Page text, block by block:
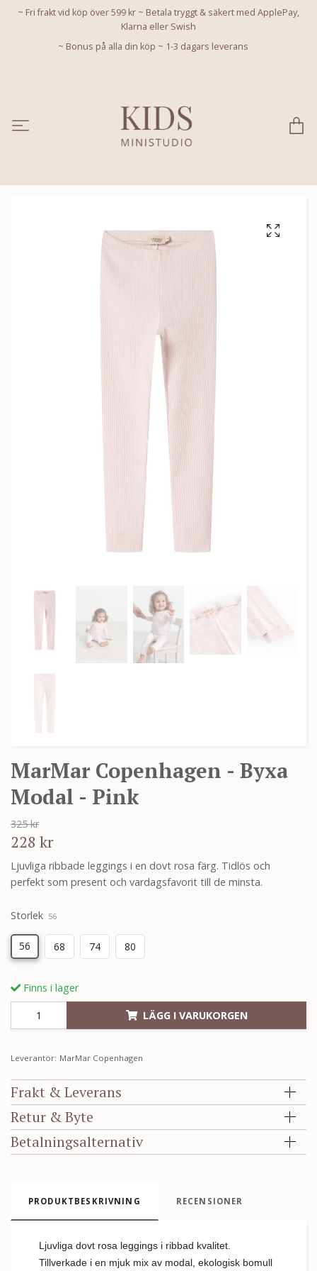
~ Fri frakt vid köp över 599 kr ~ Betala tryggt & säkert med ApplePay,
Klarna eller Swish
~ Bonus på alla din köp ~ 1-3 dagars leverans
MarMar Copenhagen - Byxa
Modal - Pink
325 kr
228 kr
Ljuvliga ribbade leggings i en dovt rosa färg. Tidlös och
perfekt som present och vardagsfavorit till de minsta.
Storlek 56
56 68 74 80
Finns i lager
LÄGG I VARUKORGEN
Leverantör: MarMar Copenhagen
Frakt & Leverans
Retur & Byte
Betalningsalternativ
PRODUKTBESKRIVNING RECENSIONER
Ljuvliga dovt rosa leggings i ribbad kvalitet.
Tillverkade i en mjuk mix av modal, ekologisk bomull